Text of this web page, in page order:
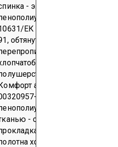
- эластичная подушка из
марки ХЕС
ЕК 2527 ТУ13-0273250-
обтянутая с лицевой
тканью
обивочной
арт. 13712 ТУ 8315-
02;
и обивочной
- огнезащитная
из двух слоев
холстопрошивного